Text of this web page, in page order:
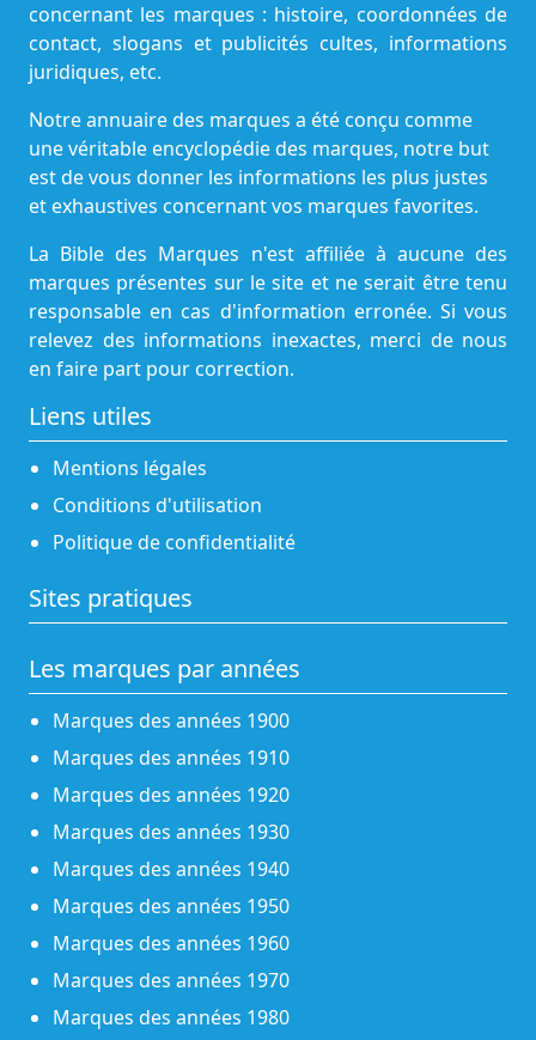
concernant les marques : histoire, coordonnées de
contact, slogans et publicités cultes, informations
juridiques, etc.
Notre annuaire des marques a été conçu comme
une véritable encyclopédie des marques, notre but
est de vous donner les informations les plus justes
et exhaustives concernant vos marques favorites.
La Bible des Marques n'est affiliée à aucune des
marques présentes sur le site et ne serait être tenu
responsable en cas d'information erronée. Si vous
relevez des informations inexactes, merci de nous
en faire part pour correction.
Liens utiles
Mentions légales
Conditions d'utilisation
Politique de confidentialité
Sites pratiques
Les marques par années
Marques des années 1900
Marques des années 1910
Marques des années 1920
Marques des années 1930
Marques des années 1940
Marques des années 1950
Marques des années 1960
Marques des années 1970
Marques des années 1980